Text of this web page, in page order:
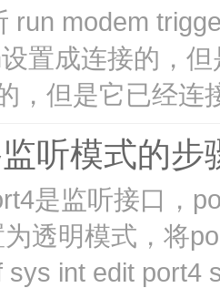
run modem
置成连接的，
，但是它已经连
听模式的步
是监听接口，
透明模式，将
sys int edit port4